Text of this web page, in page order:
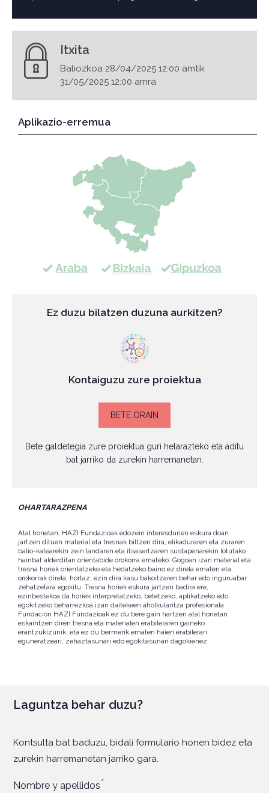
Itxita
Baliozkoa 28/04/2025 12:00 amtik
31/05/2025 12:00 amra
Aplikazio-erremua
Ez duzu bilatzen duzuna aurkitzen?
Kontaiguzu zure proiektua
BETE ORAIN
Bete galdetegia zure proiektua guri helarazteko eta aditu
bat jarriko da zurekin harremanetan.
OHARTARAZPENA
Atal honetan, HAZI Fundazioak edozein interesdunen eskura doan
jartzen dituen material eta tresnak biltzen dira, elikaduraren eta zuraren
balio-katearekin zein landaren eta itsasertzaren sustapenarekin lotutako
hainbat alderditan orientabide orokorra emateko. Gogoan izan material eta
tresna horiek orientatzeko eta hedatzeko baino ez direla ematen eta
orokorrak direla; hortaz, ezin dira kasu bakoitzaren behar edo inguruabar
zehatzetara egokitu. Tresna horiek eskura jartzen badira ere,
ezinbestekoa da horiek interpretatzeko, betetzeko, aplikatzeko edo
egokitzeko beharrezkoa izan daitekeen aholkularitza profesionala.
Fundación HAZI Fundazioak ez du bere gain hartzen atal honetan
eskaintzen diren tresna eta materialen erabileraren gaineko
erantzukizunik, eta ez du bermerik ematen haien erabilerari,
eguneratzeari, zehaztasunari edo egokitasunari dagokienez.
Laguntza behar duzu?
Kontsulta bat baduzu, bidali formulario honen bidez eta
zurekin harremanetan jarriko gara.
Nombre y apellidos*